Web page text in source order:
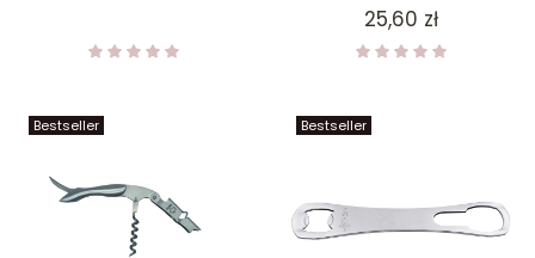
Cena
25,60 zł
Bestseller Bestseller